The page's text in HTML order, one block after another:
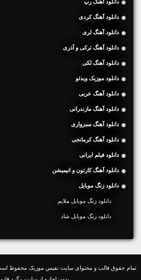
دانلود آهنگ رپ
دانلود آهنگ کردی
دانلود آهنگ لری
دانلود آهنگ ترکی و آذری
دانلود آهنگ لکی
دانلود موزیک ویدئو
دانلود آهنگ عربی
دانلود آهنگ مازندرانی
دانلود آهنگ سبزواری
دانلود آهنگ کرمانجی
دانلود فیلم ایرانی
دانلود آهنگ کارتون و انیمیشن
دانلود زنگ موبایل
دانلود زنگ موبایل ملایم
دانلود زنگ موبایل شاد
تمام حقوق قالب و محتوای سایت نفیس موزیک محفوظ است